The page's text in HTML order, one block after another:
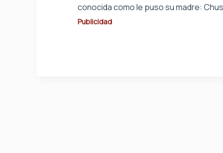
conocida como le puso su madre:
Publicidad